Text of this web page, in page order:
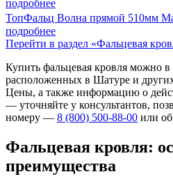
подробнее
ТопФальц Волна прямой 510мм
подробнее
Перейти в раздел «Фальцевая
Купить фальцевая кровля можно
расположенных в Шатуре и
Цены, а также информацию о
— уточняйте у консультантов,
номеру — 8 (800) 500-88-00 или
Фальцевая кровля:
преимущества